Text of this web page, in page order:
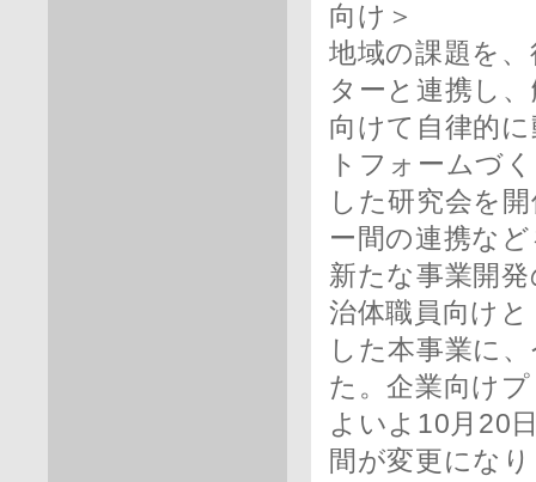
向け＞
地域の課題を
ターと連携し
向けて自律的
トフォームづ
した研究会を
ー間の連携な
新たな事業開
治体職員向け
した本事業に
た。企業向け
よいよ10月20
間が変更にな